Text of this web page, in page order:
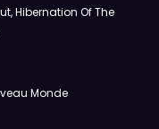
Hibernation Of The
Monde